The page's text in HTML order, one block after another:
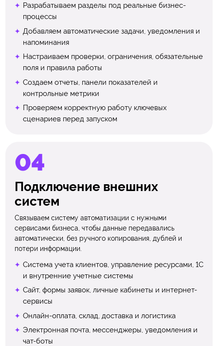
Разрабатываем разделы под реальные бизнес-
процессы
Добавляем автоматические задачи, уведомления и
напоминания
Настраиваем проверки, ограничения, обязательные
поля и правила работы
Создаем отчеты, панели показателей и
контрольные метрики
Проверяем корректную работу ключевых
сценариев перед запуском
Подключение внешних
систем
Связываем систему автоматизации с нужными
сервисами бизнеса, чтобы данные передавались
автоматически, без ручного копирования, дублей и
потери информации.
Система учета клиентов, управление ресурсами, 1С
и внутренние учетные системы
Сайт, формы заявок, личные кабинеты и интернет-
сервисы
Онлайн-оплата, склад, доставка и логистика
Электронная почта, мессенджеры, уведомления и
чат-боты